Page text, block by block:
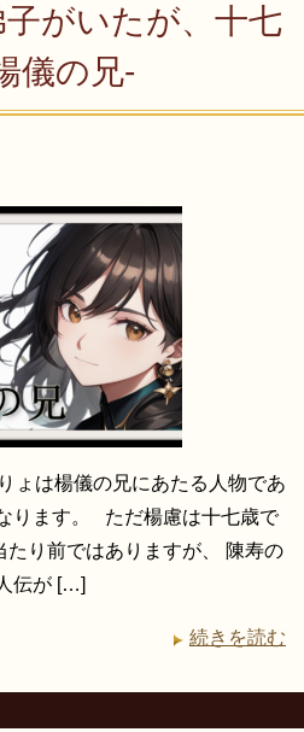
がいたが、十七
儀の兄-
ょは楊儀の兄にあたる人物であ
ります。 ただ楊慮は十七歳で
り前ではありますが、 陳寿の
伝が […]
続きを読む